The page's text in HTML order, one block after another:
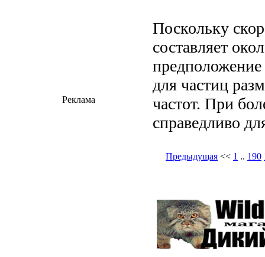
Поскольку
составляет
для частиц
частот. При
справедливо
Предыдущая << 1 .. 190
Реклама